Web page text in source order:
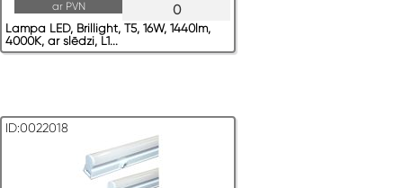
0
ar PVN
Lampa LED, Brillight, T5, 16W, 1440lm,
4000K, ar slēdzi, L1...
ID:0022018